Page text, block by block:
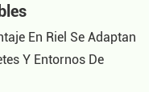
En Riel Se Adaptan
Y Entornos De